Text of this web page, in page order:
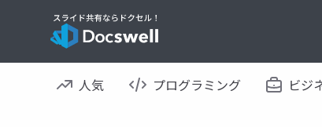
人気 プログラミング ビジ